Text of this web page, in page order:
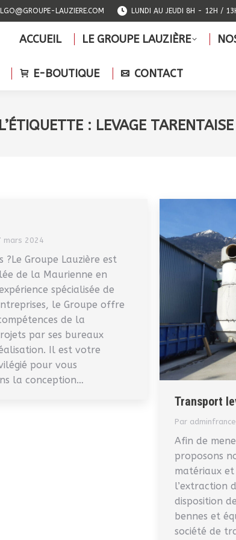
LGO@GROUPE-LAUZIERE.COM LUNDI AU JEUDI 8H - 12H /
ACCUEIL LE GROUPE LAUZIÈRE
E-BOUTIQUE CONTACT
: LEVAGE TARENTAISE
mars 2024
?Le Groupe Lauzière est
de la Maurienne en
spécialisée de
le Groupe offre
de la
par ses bureaux
Il est votre
pour vous
la conception…
Transport
Par adminfrance
Afin de
proposons
matériaux
l’extraction
disposition
bennes et
société de
ACCUEIL LE GROUPE LAUZIÈRE